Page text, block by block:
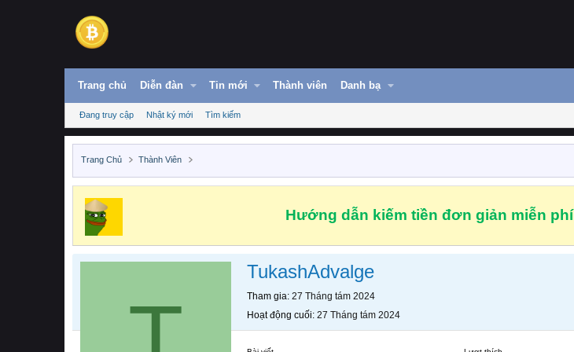
Trang chủ Diễn đàn Tin mới Thành viên Danh bạ
Đang truy cập Nhật ký mới Tìm kiếm
Trang Chủ Thành Viên
Hướng dẫn kiếm tiền đơn giản miễn phí
TukashAdvalge
Tham gia 27 Tháng tám 2024
Hoạt động cuối 27 Tháng tám 2024